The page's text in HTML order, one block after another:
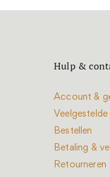
Hulp &
Account &
Veelgestelde
Bestellen
Betaling &
Retourneren